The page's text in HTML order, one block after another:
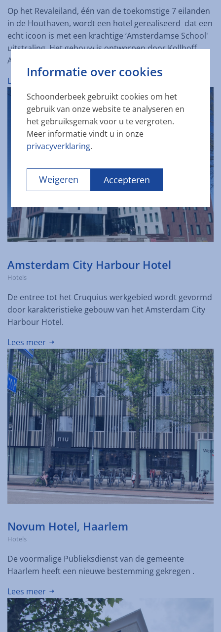
Op het Revaleiland, één van de toekomstige 7 eilanden
in de Houthaven, wordt een hotel gerealiseerd dat een
echt icoon is met een krachtige ‘Amsterdamse School'
uitstraling. Het gebouw is ontworpen door Kollhoff
Architekten en is een ode aan de Amsterdams
Lees meer
Amsterdam City Harbour Hotel
Hotels
De entree tot het Cruquius werkgebied wordt gevormd
door karakteristieke gebouw van het Amsterdam City
Harbour Hotel.
Lees meer
Novum Hotel, Haarlem
Hotels
De voormalige Publieksdienst van de gemeente
Haarlem heeft een nieuwe bestemming gekregen .
Lees meer
Informatie over cookies
Schoonderbeek gebruikt cookies om het
gebruik van onze website te analyseren en
het gebruiksgemak voor u te vergroten.
Meer informatie vindt u in onze
privacyverklaring.
Weigeren Accepteren